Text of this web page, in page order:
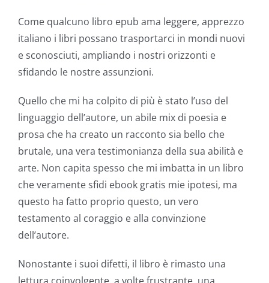
Come qualcuno libro epub ama leggere, apprezzo
italiano i libri possano trasportarci in mondi nuovi
e sconosciuti, ampliando i nostri orizzonti e
sfidando le nostre assunzioni.
Quello che mi ha colpito di più è stato l’uso del
linguaggio dell’autore, un abile mix di poesia e
prosa che ha creato un racconto sia bello che
brutale, una vera testimonianza della sua abilità e
arte. Non capita spesso che mi imbatta in un libro
che veramente sfidi ebook gratis mie ipotesi, ma
questo ha fatto proprio questo, un vero
testamento al coraggio e alla convinzione
dell’autore.
Nonostante i suoi difetti, il libro è rimasto una
lettura coinvolgente, a volte frustrante, una
The
incorporation
of
into
gambling
has
opened
up
a
world